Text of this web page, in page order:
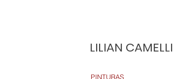
LILIAN CAMELLI
PINTURAS